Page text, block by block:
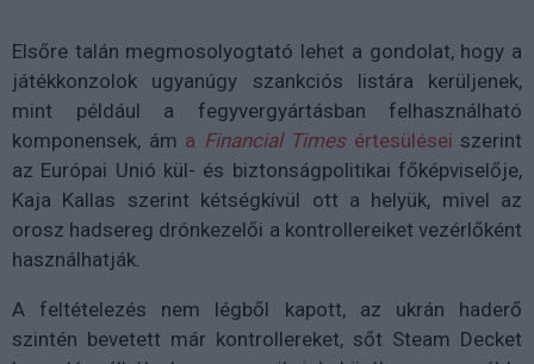
Elsőre talán megmosolyogtató lehet a gondolat, hogy a
játékkonzolok ugyanúgy szankciós listára kerüljenek,
mint például a fegyvergyártásban felhasználható
komponensek, ám a Financial Times értesülései szerint
az Európai Unió kül- és biztonságpolitikai főképviselője,
Kaja Kallas szerint kétségkívül ott a helyük, mivel az
orosz hadsereg drónkezelői a kontrollereiket vezérlőként
használhatják.
A feltételezés nem légből kapott, az ukrán haderő
szintén bevetett már kontrollereket, sőt Steam Decket